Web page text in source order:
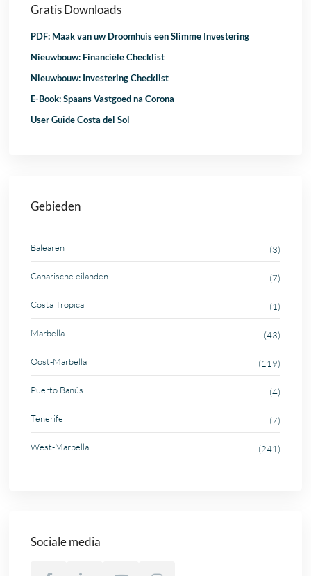
Gratis Downloads
PDF: Maak van uw Droomhuis een Slimme Investering
Nieuwbouw: Financiële Checklist
Nieuwbouw: Investering Checklist
E-Book: Spaans Vastgoed na Corona
User Guide Costa del Sol
Gebieden
Balearen (3)
Canarische eilanden (7)
Costa Tropical (1)
Marbella (43)
Oost-Marbella (119)
Puerto Banús (4)
Tenerife (7)
West-Marbella (241)
Sociale media